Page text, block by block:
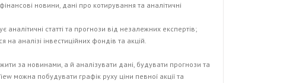
новини, дані про котирування та аналітичні
статті та прогнози від незалежних експертів;
на аналізі інвестиційних фондів та акцій.
за новинами, а й аналізувати дані, будувати прогнози та
можна побудувати графік руху ціни певної акції та